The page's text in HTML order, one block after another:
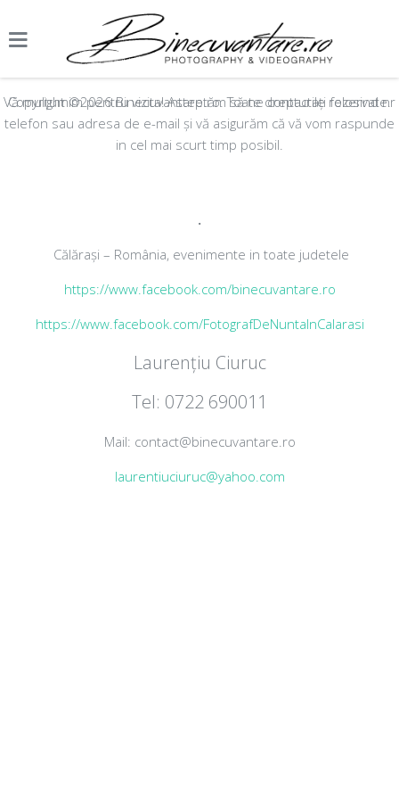
Vă mulțumim pentru vizita! Asteptăm să ne contactați folosind nr
telefon sau adresa de e-mail și vă asigurăm că vă vom raspunde
in cel mai scurt timp posibil.
.
Călărași – România, evenimente in toate judetele
https://www.facebook.com/binecuvantare.ro
https://www.facebook.com/FotografDeNuntaInCalarasi
Laurențiu Ciuruc
Tel: 0722 690011
Mail: contact@binecuvantare.ro
laurentiuciuruc@yahoo.com
Copyright ©2026 Binecuvantare.ro. Toate drepturile rezervate.